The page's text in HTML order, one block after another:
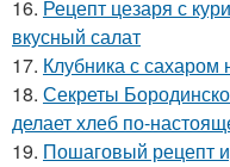
16. Рецепт цезаря с
вкусный салат
17. Клубника с сахаром
18. Секреты
делает хлеб по-
19. Пошаговый рецепт